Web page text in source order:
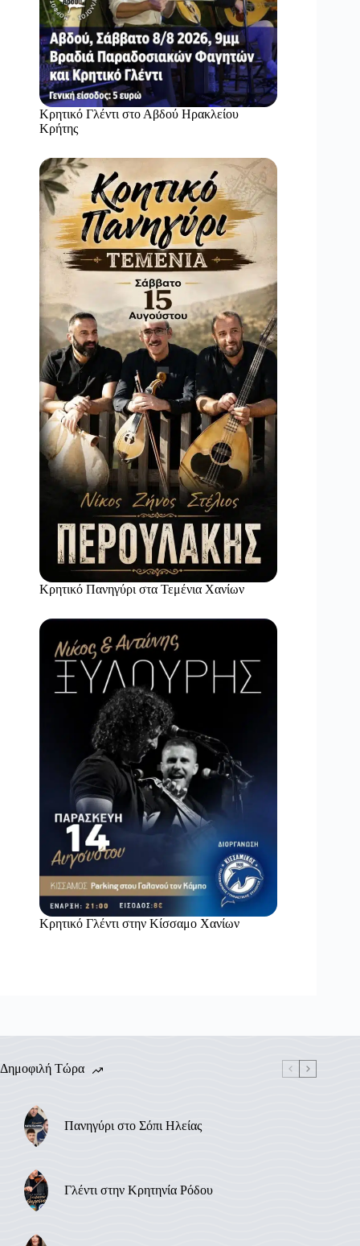
Κρητικό Γλέντι στο Αβδού Ηρακλείου
Κρήτης
Κρητικό Πανηγύρι στα Τεμένια Χανίων
Κρητικό Γλέντι στην Κίσσαμο Χανίων
Δημοφιλή Τώρα
Πανηγύρι στο Σόπι Ηλείας
Γλέντι στην Κρητηνία Ρόδου